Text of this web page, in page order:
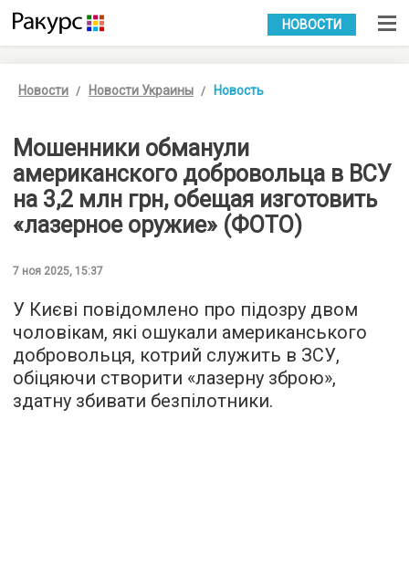
УКР РУС
НОВОСТИ
Новости Новости Украины Новость
Мошенники обманули
американского добровольца в ВСУ
на 3,2 млн грн, обещая изготовить
«лазерное оружие» (ФОТО)
7 ноя 2025, 15:37
У Києві повідомлено про підозру двом
чоловікам, які ошукали американського
добровольця, котрий служить в ЗСУ,
обіцяючи створити «лазерну зброю»,
здатну збивати безпілотники.